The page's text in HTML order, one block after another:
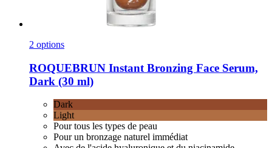
2 options
ROQUEBRUN Instant Bronzing Face Serum,
Dark (30 ml)
Dark
Light
Pour tous les types de peau
Pour un bronzage naturel immédiat